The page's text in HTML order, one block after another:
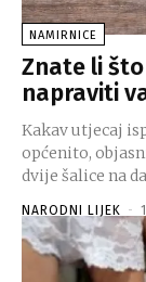
NAMIRNICE
Znate li
napraviti
Kakav utjecaj
općenito,
dvije šalice na
NARODNI LIJEK -